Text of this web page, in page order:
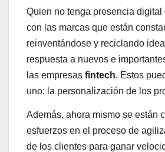
Quien no tenga presencia digital
con las marcas que están
reinventándose y reciclando
respuesta a nuevos e
las empresas fintech. Estos
uno: la personalización de los
Además, ahora mismo se están
esfuerzos en el proceso de
de los clientes para ganar